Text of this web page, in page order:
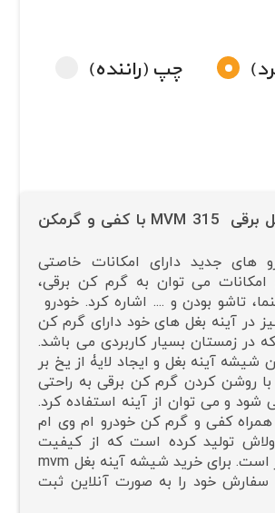
چپ (راننده)
شیشه آینه بغل برقی MVM 315 با کفی و گرمکن
های جدید دارای امکانات خاصتی
امکانات می توان به گرم کن برقی،
تاشو بودن و .... اشاره کرد. خودرو
وی ام 315 نیز در آینه بغل های خود دارای گرم کن
در زمستان بسیار کاربردی می باشد.
آینه بغل و ایجاد لایۀ از یخ بر
روشن کردن گرم کن برقی به راحتی
شود و می توان از آینه استفاده کرد.
کفی و گرم کن خودرو ام وی ام
ولاش تولید کرده است که از کیفیت
مطلوبی برخوردار است. برای خرید شیشه آینه بغل mvm
سفارش خود را به صورت آنلاین ثبت